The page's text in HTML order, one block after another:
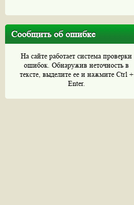
Сообщить об ошибке
На сайте работает система проверки
ошибок. Обнаружив неточность в
тексте, выделите ее и нажмите Ctrl +
Enter.